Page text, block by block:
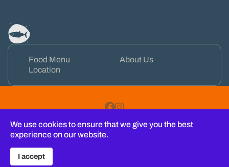
Food Menu
About Us
Location
Facebook
Instagram
Copyright © 2026 Restauracja TAAAAAKA RYBA na wyspie
sobieszewskiej. All Rights Reserved.
We use cookies to ensure that we give you the best
experience on our website.
I accept